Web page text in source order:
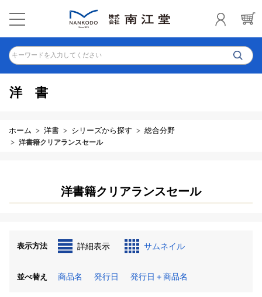
キーワードを入力してください
洋書
ホーム 洋書 シリーズから探す 総合分野
洋書籍クリアランスセール
洋書籍クリアランスセール
表示方法 詳細表示 サムネイル
並べ替え 商品名 発行日 発行日＋商品名